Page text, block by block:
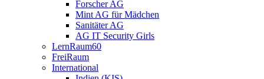
Forscher AG
Mint AG für Mädchen
Sanitäter AG
AG IT Security Girls
LernRaum60
FreiRaum
International